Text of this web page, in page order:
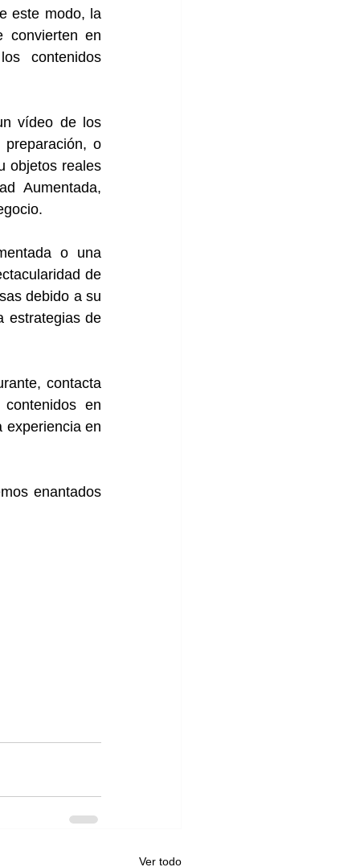
este modo, la
convierten en
contenidos
vídeo de los
o
objetos reales
Aumentada,
o una
de
debido a su
estrategias de
contacta
en
experiencia en
enantados
Ver todo